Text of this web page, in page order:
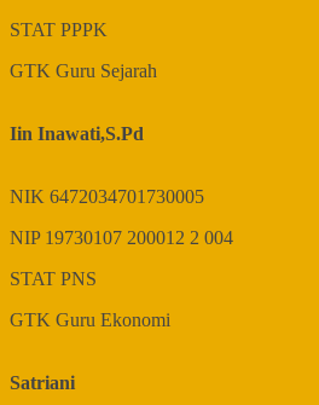
STAT PPPK
GTK Guru Sejarah
Iin Inawati,S.Pd
NIK 6472034701730005
NIP 19730107 200012 2 004
STAT PNS
GTK Guru Ekonomi
Satriani